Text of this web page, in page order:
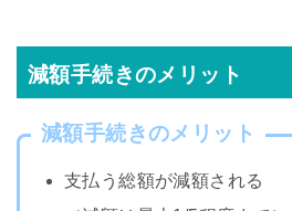
減額手続きのメリット
減額手続きのメリット
支払う総額が減額される